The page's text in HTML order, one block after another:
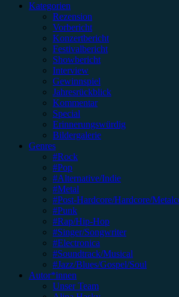
Kategorien
Rezension
Vorbericht
Konzertbericht
Festivalbericht
Showbericht
Interview
Gewinnspiel
Jahresrückblick
Kommentar
Special
Erinnerungswürdig
Bildergalerie
Genres
#Rock
#Pop
#Alternative/Indie
#Metal
#Post-Hardcore/Hardcore/
#Punk
#Rap/Hip-Hop
#Singer/Songwriter
#Electronica
#Soundtrack/Musical
#Jazz/Blues/Gospel/Soul
Autor*innen
Unser Team